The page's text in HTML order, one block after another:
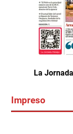
La
Impreso